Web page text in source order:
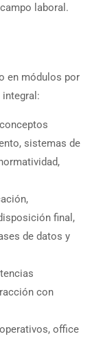
laboral.
en módulos por
sistemas de
final,
de datos y
con
office